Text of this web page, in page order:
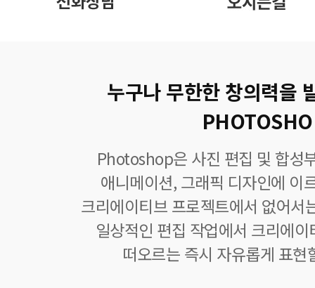
누구나 무한한 창의력을
Photoshop은 사진 편집 및 합성
애니메이션, 그래픽 디자인에 이
크리에이티브 프로젝트에서 없어서
일상적인 편집 작업에서 크리에
떠오르는 즉시 자유롭게 표현